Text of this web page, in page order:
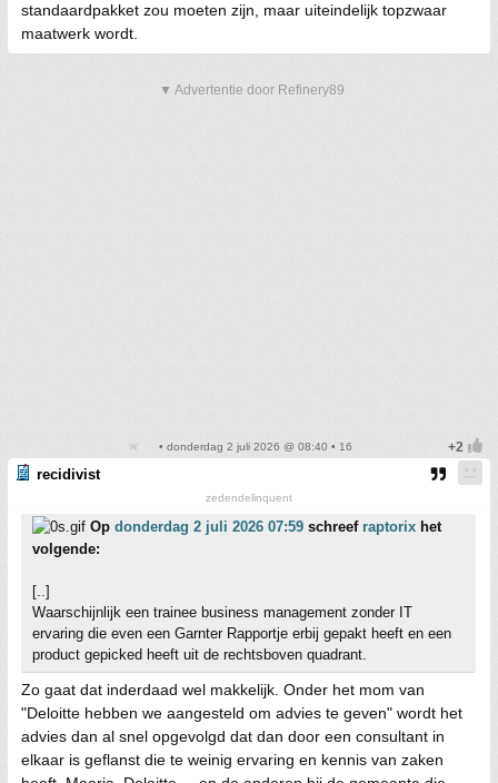
standaardpakket zou moeten zijn, maar uiteindelijk topzwaar
maatwerk wordt.
▼ Advertentie door Refinery89
• donderdag 2 juli 2026 @ 08:40 • 16
recidivist
zedendelinquent
Op donderdag 2 juli 2026 07:59 schreef raptorix het
volgende:
[..]
Waarschijnlijk een trainee business management zonder IT
ervaring die even een Garnter Rapportje erbij gepakt heeft en een
product gepicked heeft uit de rechtsboven quadrant.
Zo gaat dat inderdaad wel makkelijk. Onder het mom van
"Deloitte hebben we aangesteld om advies te geven" wordt het
advies dan al snel opgevolgd dat dan door een consultant in
elkaar is geflanst die te weinig ervaring en kennis van zaken